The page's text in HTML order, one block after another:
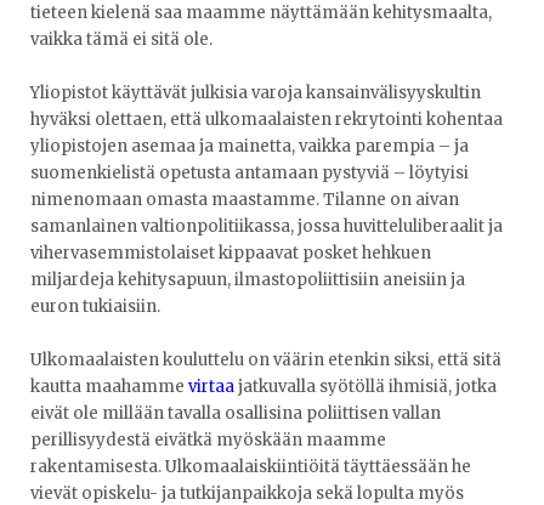
tieteen kielenä saa maamme näyttämään kehitysmaalta,
vaikka tämä ei sitä ole.
Yliopistot käyttävät julkisia varoja kansainvälisyyskultin
hyväksi olettaen, että ulkomaalaisten rekrytointi kohentaa
yliopistojen asemaa ja mainetta, vaikka parempia – ja
suomenkielistä opetusta antamaan pystyviä – löytyisi
nimenomaan omasta maastamme. Tilanne on aivan
samanlainen valtionpolitiikassa, jossa huvitteluliberaalit ja
vihervasemmistolaiset kippaavat posket hehkuen
miljardeja kehitysapuun, ilmastopoliittisiin aneisiin ja
euron tukiaisiin.
Ulkomaalaisten kouluttelu on väärin etenkin siksi, että sitä
kautta maahamme virtaajatkuvalla syötöllä ihmisiä, jotka
eivät ole millään tavalla osallisina poliittisen vallan
perillisyydestä eivätkä myöskään maamme
rakentamisesta. Ulkomaalaiskiintiöitä täyttäessään he
vievät opiskelu- ja tutkijanpaikkoja sekä lopulta myös